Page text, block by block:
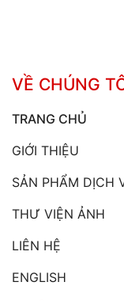
VỀ CHÚNG
TRANG CHỦ
GIỚI THIỆU
SẢN PHẨM DỊCH
THƯ VIỆN ẢNH
LIÊN HỆ
ENGLISH